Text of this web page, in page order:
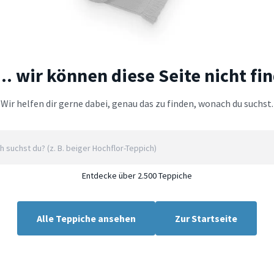
wir können diese Seite nicht
Wir helfen dir gerne dabei, genau das zu finden, wonach du suchst.
Entdecke über 2.500 Teppiche
Alle Teppiche ansehen Zur Startseite